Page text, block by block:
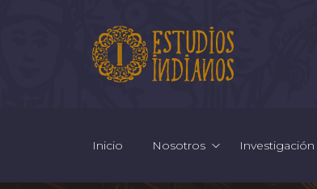
Inicio Nosotros Investigación